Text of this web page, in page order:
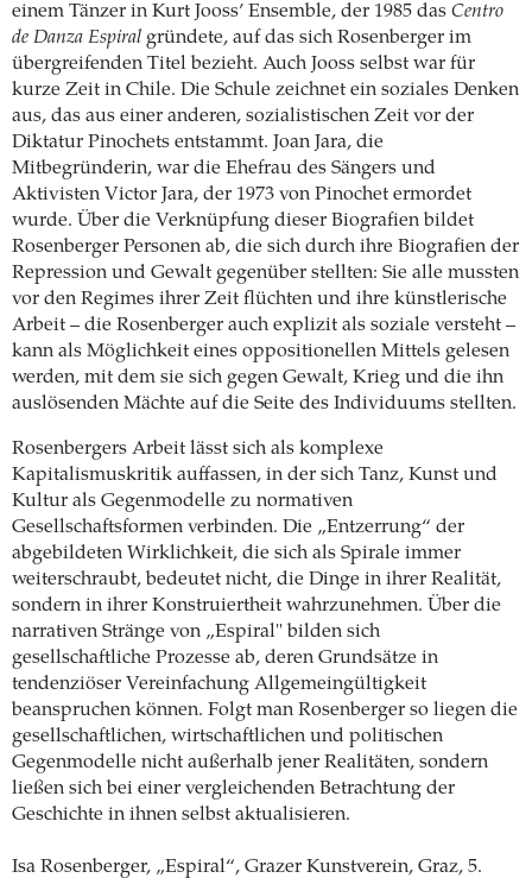
einem Tänzer in Kurt Jooss’ Ensemble, der 1985 das Centro
de Danza Espiral gründete, auf das sich Rosenberger im
übergreifenden Titel bezieht. Auch Jooss selbst war für
kurze Zeit in Chile. Die Schule zeichnet ein soziales Denken
aus, das aus einer anderen, sozialistischen Zeit vor der
Diktatur Pinochets entstammt. Joan Jara, die
Mitbegründerin, war die Ehefrau des Sängers und
Aktivisten Victor Jara, der 1973 von Pinochet ermordet
wurde. Über die Verknüpfung dieser Biografien bildet
Rosenberger Personen ab, die sich durch ihre Biografien der
Repression und Gewalt gegenüber stellten: Sie alle mussten
vor den Regimes ihrer Zeit flüchten und ihre künstlerische
Arbeit – die Rosenberger auch explizit als soziale versteht –
kann als Möglichkeit eines oppositionellen Mittels gelesen
werden, mit dem sie sich gegen Gewalt, Krieg und die ihn
auslösenden Mächte auf die Seite des Individuums stellten.
Rosenbergers Arbeit lässt sich als komplexe
Kapitalismuskritik auffassen, in der sich Tanz, Kunst und
Kultur als Gegenmodelle zu normativen
Gesellschaftsformen verbinden. Die „Entzerrung“ der
abgebildeten Wirklichkeit, die sich als Spirale immer
weiterschraubt, bedeutet nicht, die Dinge in ihrer Realität,
sondern in ihrer Konstruiertheit wahrzunehmen. Über die
narrativen Stränge von „Espiral" bilden sich
gesellschaftliche Prozesse ab, deren Grundsätze in
tendenziöser Vereinfachung Allgemeingültigkeit
beanspruchen können. Folgt man Rosenberger so liegen die
gesellschaftlichen, wirtschaftlichen und politischen
Gegenmodelle nicht außerhalb jener Realitäten, sondern
ließen sich bei einer vergleichenden Betrachtung der
Geschichte in ihnen selbst aktualisieren.
Isa Rosenberger, „Espiral“, Grazer Kunstverein, Graz, 5.